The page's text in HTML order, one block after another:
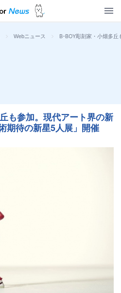
> Webニュース > B-BOY彫刻家・小畑多
も参加。現代アート界の新
期待の新星5人展」開催